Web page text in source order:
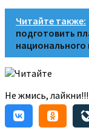
Читайте также:
подготовить
национального
Читайте
Не жмись, лайкни!!!